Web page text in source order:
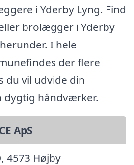
i Yderby Lyng. Find
brolægger i Yderby
I hele
der flere
du vil udvide din
dygtig håndværker.
ApS
4573 Højby